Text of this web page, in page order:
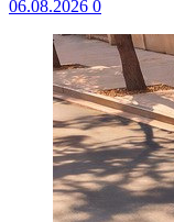
06.08.2026 0